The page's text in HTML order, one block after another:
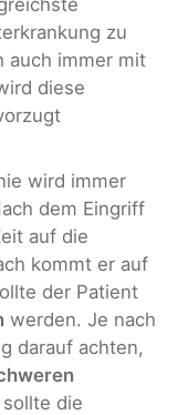
zu
auch immer mit
diese
wird immer
dem Eingriff
auf die
kommt er auf
der Patient
werden. Je nach
darauf achten,
die